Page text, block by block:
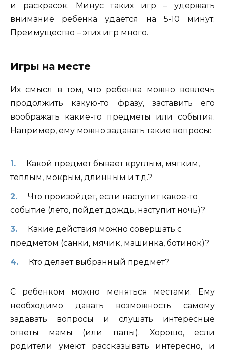
и раскрасок. Минус таких игр – удержать
внимание ребенка удается на 5-10 минут.
Преимущество – этих игр много.
Игры на месте
Их смысл в том, что ребенка можно вовлечь
продолжить какую-то фразу, заставить его
воображать какие-то предметы или события.
Например, ему можно задавать такие вопросы:
Какой предмет бывает круглым, мягким,
теплым, мокрым, длинным и т.д.?
Что произойдет, если наступит какое-то
событие (лето, пойдет дождь, наступит ночь)?
Какие действия можно совершать с
предметом (санки, мячик, машинка, ботинок)?
Кто делает выбранный предмет?
С ребенком можно меняться местами. Ему
необходимо давать возможность самому
задавать вопросы и слушать интересные
ответы мамы (или папы). Хорошо, если
родители умеют рассказывать интересно, и